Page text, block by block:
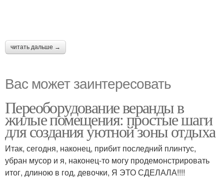
читать дальше →
Вас может заинтересовать
Переоборудование веранды в
жилые помещения: простые шаги
для создания уютной зоны отдыха
Итак, сегодня, наконец, прибит последний плинтус,
убран мусор и я, наконец-то могу продемонстрировать
итог, длиною в год, девочки, Я ЭТО СДЕЛАЛА!!!!